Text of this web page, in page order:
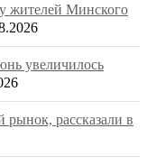
жителей Минского
увеличилось
рынок, рассказали в